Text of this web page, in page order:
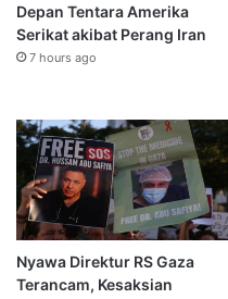
Depan Tentara Amerika
Serikat akibat Perang Iran
7 hours ago
Nyawa Direktur RS Gaza
Terancam, Kesaksian